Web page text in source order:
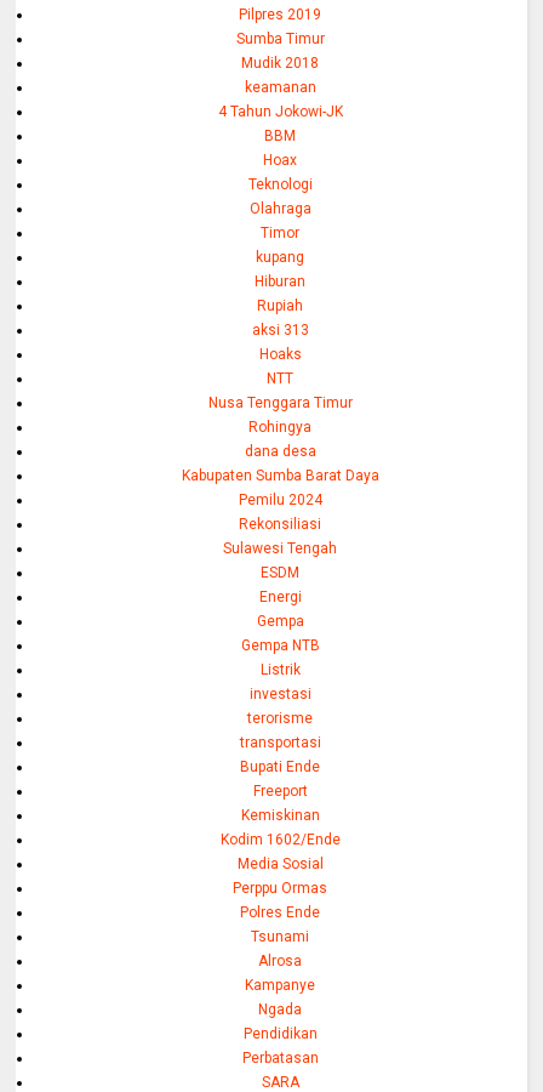
Pilpres 2019
Sumba Timur
Mudik 2018
keamanan
4 Tahun Jokowi-JK
BBM
Hoax
Teknologi
Olahraga
Timor
kupang
Hiburan
Rupiah
aksi 313
Hoaks
NTT
Nusa Tenggara Timur
Rohingya
dana desa
Kabupaten Sumba Barat Daya
Pemilu 2024
Rekonsiliasi
Sulawesi Tengah
ESDM
Energi
Gempa
Gempa NTB
Listrik
investasi
terorisme
transportasi
Bupati Ende
Freeport
Kemiskinan
Kodim 1602/Ende
Media Sosial
Perppu Ormas
Polres Ende
Tsunami
Alrosa
Kampanye
Ngada
Pendidikan
Perbatasan
SARA